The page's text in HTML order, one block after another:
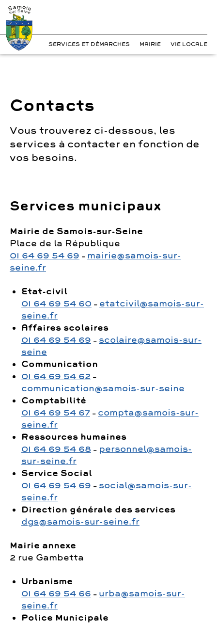
?>
Skip
to
content
SERVICES ET DÉMARCHES MAIRIE VIE LOCALE
Contacts
Vous trouverez ci-dessous, les
services à contacter en fonction de
vos besoins.
Services municipaux
Mairie de Samois-sur-Seine
Place de la République
01 64 69 54 69 – mairie@samois-sur-
seine.fr
Etat-civil
01 64 69 54 60 – etatcivil@samois-sur-
seine.fr
Affaires scolaires
01 64 69 54 69 – scolaire@samois-sur-
seine
Communication
01 64 69 54 62 –
communication@samois-sur-seine
Comptabilité
01 64 69 54 67 – compta@samois-sur-
seine.fr
Ressources humaines
01 64 69 54 68 – personnel@samois-
sur-seine.fr
Service Social
01 64 69 54 69 – social@samois-sur-
seine.fr
Direction générale des services
dgs@samois-sur-seine.fr
Mairie annexe
2 rue Gambetta
Urbanisme
01 64 69 54 66 – urba@samois-sur-
seine.fr
Police Municipale
Cookies management panel